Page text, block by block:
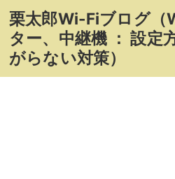
栗太郎Wi-Fiブログ（
ター、中継機 ： 設定
がらない対策）